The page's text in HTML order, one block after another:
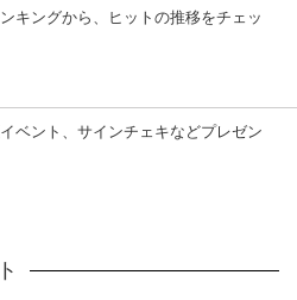
キングから、ヒットの推移をチェッ
ベント、サインチェキなどプレゼン